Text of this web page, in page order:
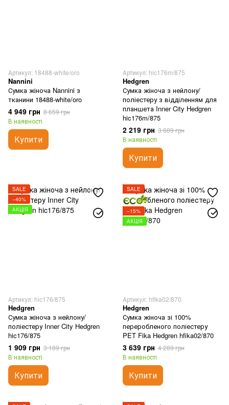
Артикул: 18488-white/oro
Nannini
Сумка жіноча Nannini з
тканини 18488-white/oro
4 949 грн 8 659 грн
В наявності
Купити
Артикул: hic176m/875
Hedgren
Сумка жіноча з нейлону/
поліестеру з відділенням для
планшета Inner City Hedgren
hic176m/875
2 219 грн 3 689 грн
В наявності
Купити
SALE
−40%
АКЦІЯ
Артикул: hic176/875
Hedgren
Сумка жіноча з нейлону/
поліестеру Inner City Hedgren
hic176/875
1 909 грн 3 189 грн
В наявності
Купити
SALE
−15%
АКЦІЯ
Артикул: hfika02/870
Hedgren
Сумка жіноча зі 100%
переробленого поліестеру
PET Fika Hedgren hfika02/870
3 639 грн 4 289 грн
В наявності
Купити